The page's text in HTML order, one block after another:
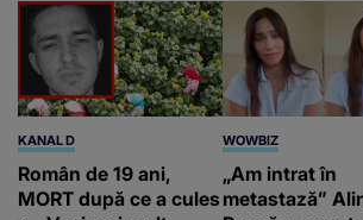
KANAL D
Român de 19 ani,
MORT după ce a cules
WOWBIZ
„Am intrat în
metastază”